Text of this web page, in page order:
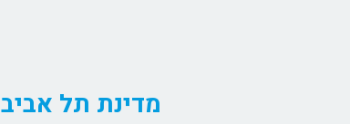
מדינת תל אביב